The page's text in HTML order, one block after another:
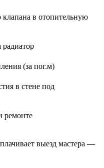
клапана в отопительную
радиатор
(за пог.м)
в стене под
ремонте
выезд мастера —